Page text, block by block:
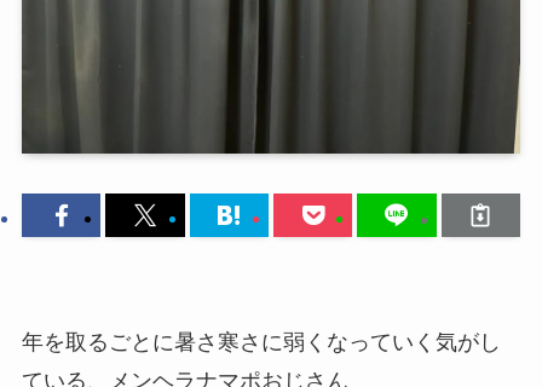
年を取るごとに暑さ寒さに弱くなっていく気がし
ている、メンヘラナマポおじさん